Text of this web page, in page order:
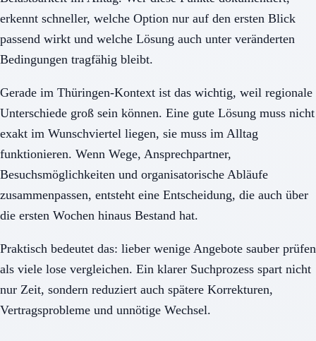
erkennt schneller, welche Option nur auf den ersten Blick
passend wirkt und welche Lösung auch unter veränderten
Bedingungen tragfähig bleibt.
Gerade im Thüringen-Kontext ist das wichtig, weil regionale
Unterschiede groß sein können. Eine gute Lösung muss nicht
exakt im Wunschviertel liegen, sie muss im Alltag
funktionieren. Wenn Wege, Ansprechpartner,
Besuchsmöglichkeiten und organisatorische Abläufe
zusammenpassen, entsteht eine Entscheidung, die auch über
die ersten Wochen hinaus Bestand hat.
Praktisch bedeutet das: lieber wenige Angebote sauber prüfen
als viele lose vergleichen. Ein klarer Suchprozess spart nicht
nur Zeit, sondern reduziert auch spätere Korrekturen,
Vertragsprobleme und unnötige Wechsel.